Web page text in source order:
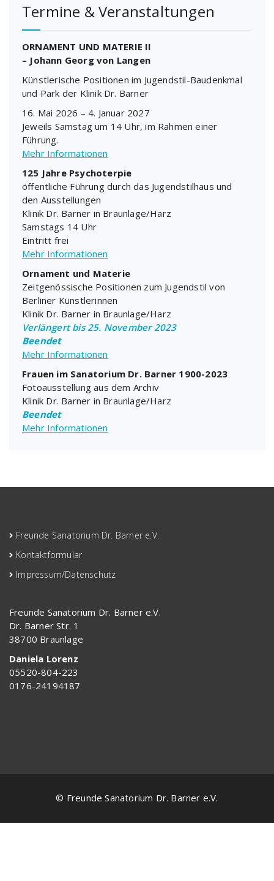
Termine & Veranstaltungen
ORNAMENT UND MATERIE II
– Johann Georg von Langen
Künstlerische Positionen im Jugendstil-Baudenkmal
und Park der Klinik Dr. Barner
16. Mai 2026 – 4. Januar 2027
Jeweils Samstag um 14 Uhr, im Rahmen einer
Führung.
Mehr Informationen
125 Jahre Psychoterpie
öffentliche Führung durch das Jugendstilhaus und
den Ausstellungen
Klinik Dr. Barner in Braunlage/Harz
Samstags 14 Uhr
Eintritt frei
Mehr Informationen
Ornament und Materie
Zeitgenössische Positionen zum Jugendstil von
Berliner Künstlerinnen
Klinik Dr. Barner in Braunlage/Harz
Verlängert bis 25. November 2023
Beendet
Mehr Informationen
Frauen im Sanatorium Dr. Barner 1900-2023
Fotoausstellung aus dem Archiv
Klinik Dr. Barner in Braunlage/Harz
Beendet
Mehr Informationen
Freunde Sanatorium Dr. Barner e.V.
Kontaktformular
Impressum/Datenschutz
Freunde Sanatorium Dr. Barner e.V.
Dr. Barner Str. 1
38700 Braunlage
Daniela Lorenz
05520-804-223
0176-24194187
© Freunde Sanatorium Dr. Barner e.V.